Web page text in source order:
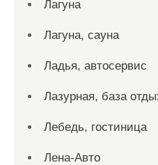
Лагуна
Лагуна, сауна
Ладья, автосервис
Лазурная, база
Лебедь, гостиница
Лена-Авто